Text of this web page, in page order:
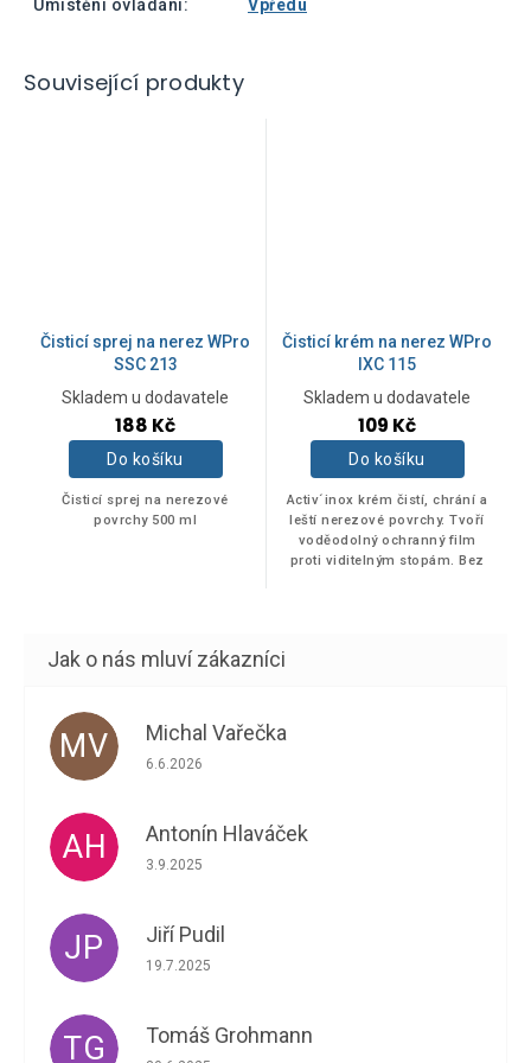
Umístění ovládání: Vpředu
Související produkty
Čisticí sprej na nerez WPro
SSC 213
Skladem u dodavatele
188 Kč
Do košíku
Čisticí sprej na nerezové
povrchy 500 ml
Čisticí krém na nerez WPro
IXC 115
Skladem u dodavatele
109 Kč
Do košíku
Activ´inox krém čistí, chrání a
leští nerezové povrchy. Tvoří
voděodolný ochranný film
proti viditelným stopám. Bez
MV Michal Vařečka
Hodnocení obchodu je 5 z 5 hvězdiček.
6.6.2026
AH Antonín Hlaváček
Hodnocení obchodu je 5 z 5 hvězdiček.
3.9.2025
JP Jiří Pudil
Hodnocení obchodu je 5 z 5 hvězdiček.
19.7.2025
TG Tomáš Grohmann